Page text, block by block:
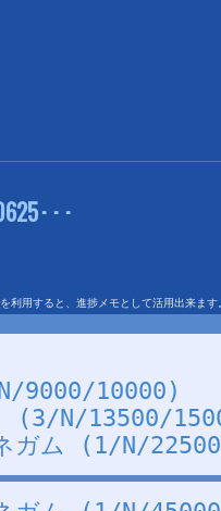
･･･
用すると、進捗メモとして活用出来ます
9000/10000)
(3/N/13500/
ガム (1/N/